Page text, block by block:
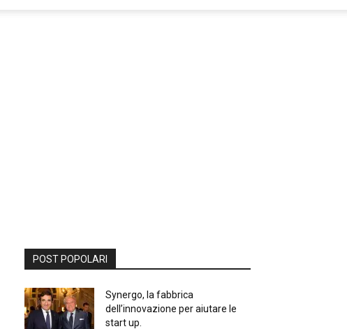
POST POPOLARI
Synergo, la fabbrica
dell’innovazione per aiutare le
start up.